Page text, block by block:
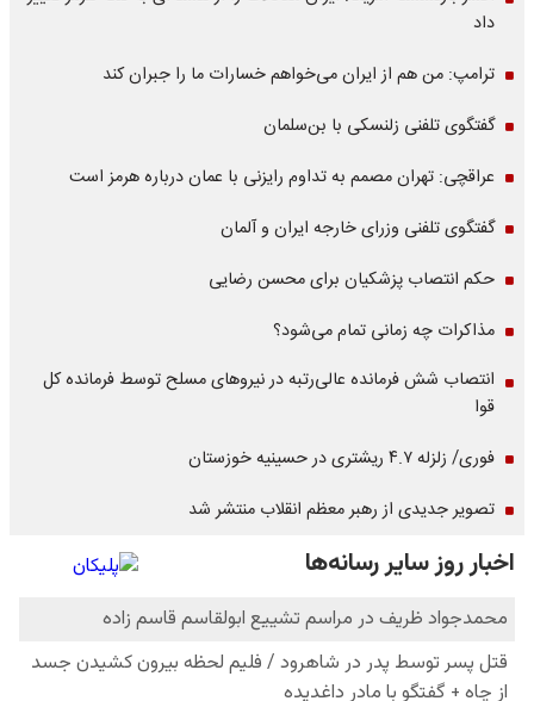
داد
ترامپ: من هم از ایران می‌خواهم خسارات ما را جبران کند
گفتگوی تلفنی زلنسکی با بن‌سلمان
عراقچی: تهران مصمم به تداوم رایزنی با عمان درباره هرمز است
گفتگوی تلفنی وزرای خارجه ایران و آلمان
حکم انتصاب پزشکیان برای محسن رضایی
مذاکرات چه زمانی تمام می‌شود؟
انتصاب شش فرمانده عالی‌رتبه در نیروهای مسلح توسط فرمانده کل
قوا
فوری/ زلزله ۴.۷ ریشتری در حسینیه خوزستان
تصویر جدیدی از رهبر معظم انقلاب منتشر شد